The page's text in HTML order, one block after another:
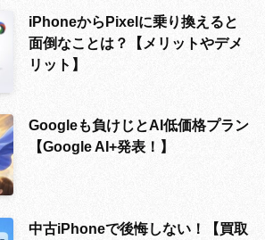
iPhoneからPixelに乗り換えると
面倒なことは？【メリットやデメ
リット】
Googleも負けじとAI低価格プラン
【Google AI+発表！】
中古iPhoneで後悔しない！【買取